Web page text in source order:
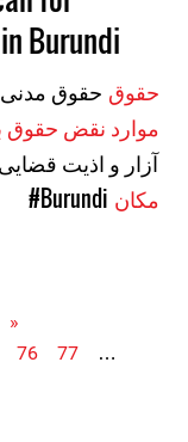
Burundi
#حقوق
#آزار و اذیت قضایی
#Burundi
Pages
« first
76 77
…